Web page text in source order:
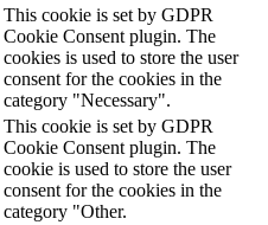
This cookie is set by GDPR
Cookie Consent plugin. The
cookies is used to store the user
consent for the cookies in the
category "Necessary".
This cookie is set by GDPR
Cookie Consent plugin. The
cookie is used to store the user
consent for the cookies in the
category "Other.